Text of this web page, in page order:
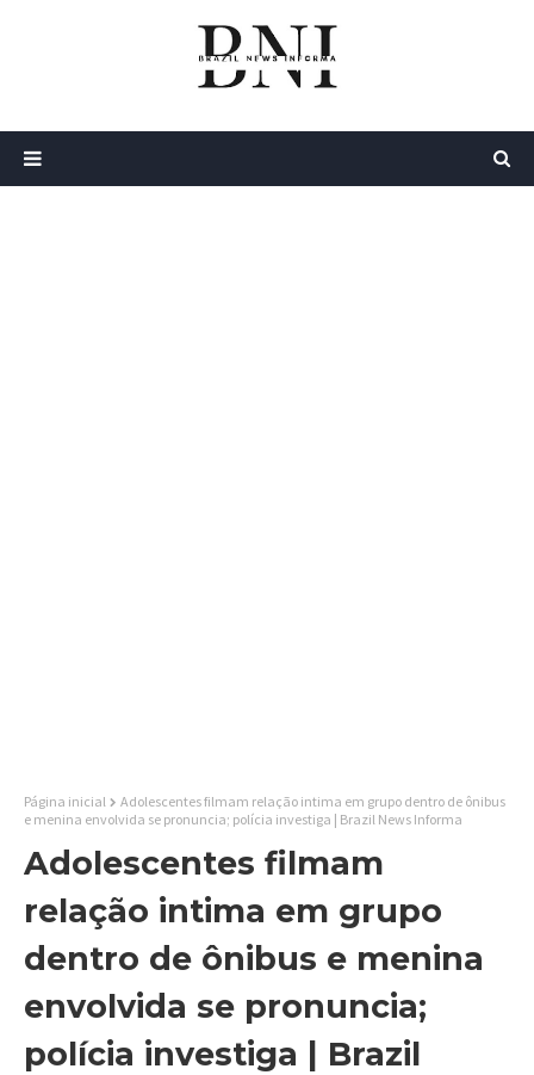
Página inicial
Adolescentes filmam relação intima em grupo dentro de ônibus
e menina envolvida se pronuncia; polícia investiga | Brazil News Informa
Adolescentes filmam
relação intima em grupo
dentro de ônibus e menina
envolvida se pronuncia;
polícia investiga | Brazil